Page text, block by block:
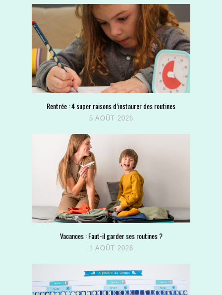
Rentrée : 4 super raisons d’instaurer des routines
5 AOÛT 2026
Vacances : Faut-il garder ses routines ?
1 AOÛT 2026